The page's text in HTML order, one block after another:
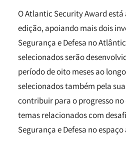
O Atlantic Security Award
edição, apoiando mais dois
Segurança e Defesa no
selecionados serão
período de oito meses ao
selecionados também pela
contribuir para o progresso
temas relacionados com
Segurança e Defesa no